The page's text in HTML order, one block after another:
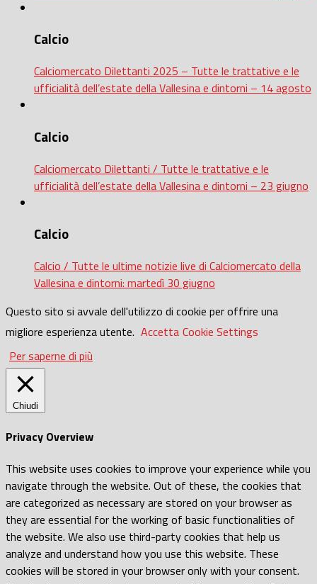
Calcio
Calciomercato Dilettanti 2025 – Tutte le trattative e le
ufficialità dell’estate della Vallesina e dintorni – 14 agosto
Calcio
Calciomercato Dilettanti / Tutte le trattative e le
ufficialità dell’estate della Vallesina e dintorni – 23 giugno
Calcio
Calcio / Tutte le ultime notizie live di Calciomercato della
Vallesina e dintorni: martedì 30 giugno
Questo sito si avvale dell'utilizzo di cookie per offrire una
migliore esperienza utente. Accetta Cookie Settings
Per saperne di più
Chiudi
Privacy Overview
This website uses cookies to improve your experience while you
navigate through the website. Out of these, the cookies that
are categorized as necessary are stored on your browser as
they are essential for the working of basic functionalities of
the website. We also use third-party cookies that help us
analyze and understand how you use this website. These
cookies will be stored in your browser only with your consent.